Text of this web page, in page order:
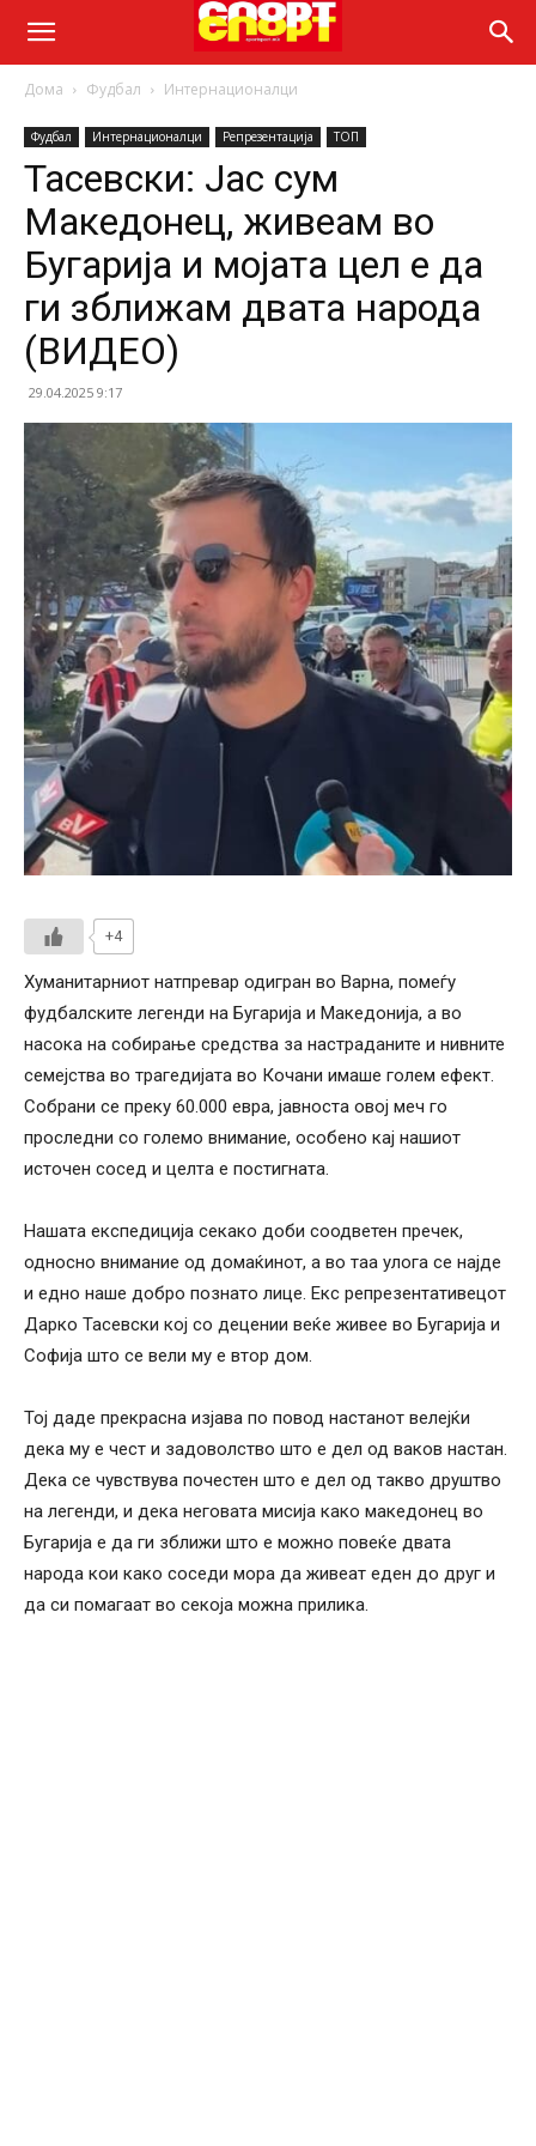
Дома Фудбал Интернационалци
Фудбал Интернационалци Репрезентација ТОП
Тасевски: Јас сум
Македонец, живеам во
Бугарија и мојата цел е да
ги зближам двата народа
(ВИДЕО)
29.04.2025 9:17
+4
Хуманитарниот натпревар одигран во Варна, помеѓу
фудбалските легенди на Бугарија и Македонија, а во
насока на собирање средства за настраданите и нивните
семејства во трагедијата во Кочани имаше голем ефект.
Собрани се преку 60.000 евра, јавноста овој меч го
проследни со големо внимание, особено кај нашиот
источен сосед и целта е постигната.
Нашата експедиција секако доби соодветен пречек,
односно внимание од домаќинот, а во таа улога се најде
и едно наше добро познато лице. Екс репрезентативецот
Дарко Тасевски кој со децении веќе живее во Бугарија и
Софија што се вели му е втор дом.
Тој даде прекрасна изјава по повод настанот велејќи
дека му е чест и задоволство што е дел од ваков настан.
Дека се чувствува почестен што е дел од такво друштво
на легенди, и дека неговата мисија како македонец во
Бугарија е да ги зближи што е можно повеќе двата
народа кои како соседи мора да живеат еден до друг и
да си помагаат во секоја можна прилика.